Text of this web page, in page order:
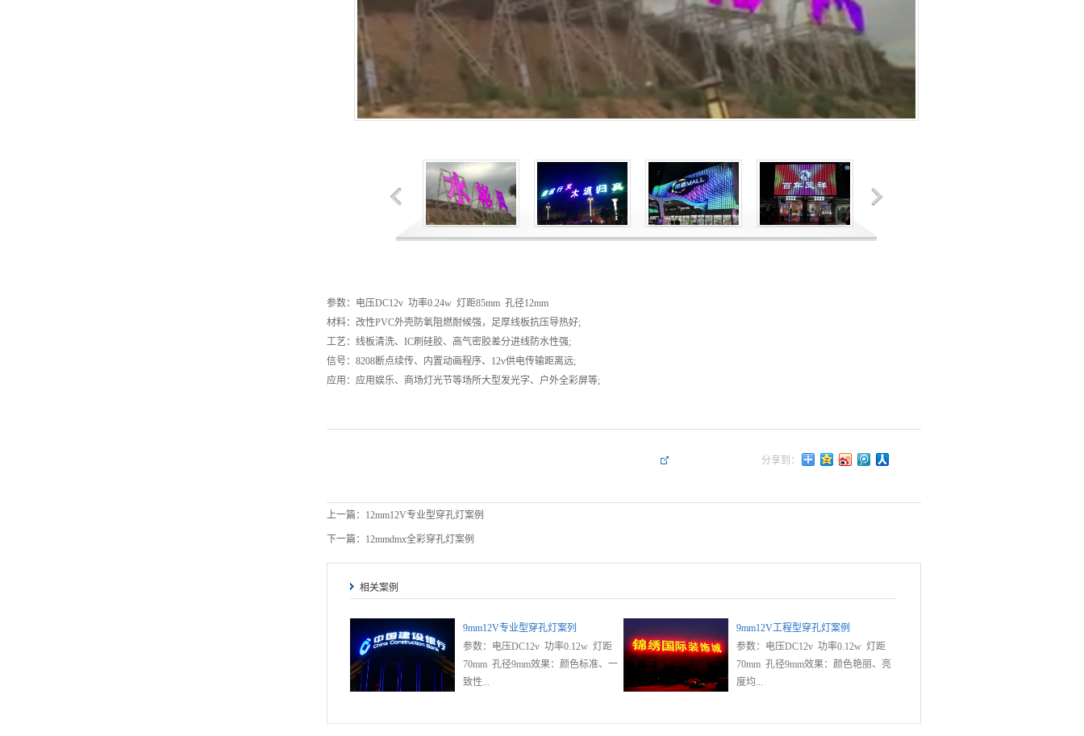
参数：电压DC12v 功率0.24w 灯距85mm 孔径12mm
材料：改性PVC外壳防氧阻燃耐候强，足厚线板抗压导热好;
工艺：线板清洗、IC刷硅胶、高气密胶差分进线防水性强;
信号：8208断点续传、内置动画程序、12v供电传输距离远;
应用：应用娱乐、商场灯光节等场所大型发光字、户外全彩屏等;
分享到：
上一篇： 12mm12V专业型穿孔灯案例
下一篇： 12mmdmx全彩穿孔灯案例
相关案例
9mm12V专业型穿孔灯案列
参数：电压DC12v 功率0.12w 灯距
70mm 孔径9mm效果：颜色标准、一
致性...
9mm12V工程型穿孔灯案例
参数：电压DC12v 功率0.12w 灯距
70mm 孔径9mm效果：颜色艳丽、亮
度均...